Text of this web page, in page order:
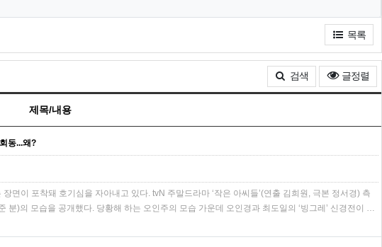
목록
검색 글정렬조
제목/내용
동...왜?
면이 포착돼 호기심을 자아내고 있다. tvN 주말드라마 ‘작은 아씨들’(연출 김희원, 극본 정서경) 측
)의 모습을 공개했다. 당황해 하는 오인주의 모습 가운데 오인경과 최도일의 ‘빙그레’ 신경전이 …